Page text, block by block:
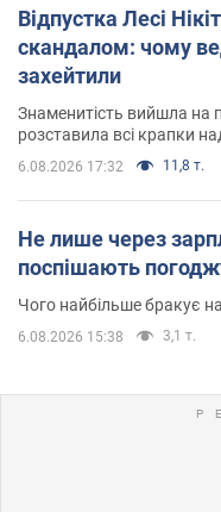
Відпустка Лесі
скандалом: чому
захейтили
Знаменитість вийшла на
розставила всі крапки
6.08.2026 17:32 11,8 т.
Не лише через
поспішають
Чого найбільше бракує
6.08.2026 15:38 3,1 т.